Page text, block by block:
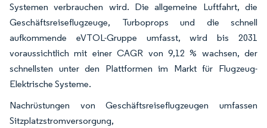
Systemen verbrauchen wird. Die allgemeine Luftfahrt, die
Geschäftsreiseflugzeuge, Turboprops und die schnell
aufkommende eVTOL-Gruppe umfasst, wird bis 2031
voraussichtlich mit einer CAGR von 9,12 % wachsen, der
schnellsten unter den Plattformen im Markt für Flugzeug-
Elektrische Systeme.
Nachrüstungen von Geschäftsreiseflugzeugen umfassen
Sitzplatzstromversorgung,